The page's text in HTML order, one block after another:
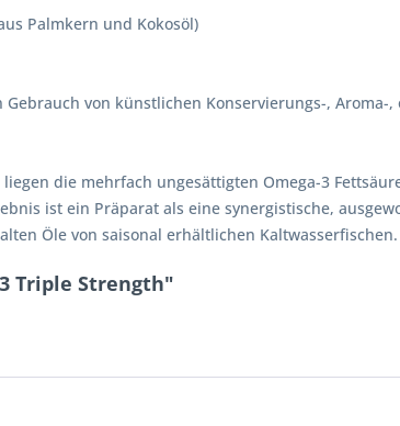
Palmkern und Kokosöl)
von künstlichen Konservierungs-,
die mehrfach ungesättigten Omega-3
ist ein Präparat als eine synergistische,
Öle von saisonal erhältlichen Kaltwasserfischen.
Triple Strength"